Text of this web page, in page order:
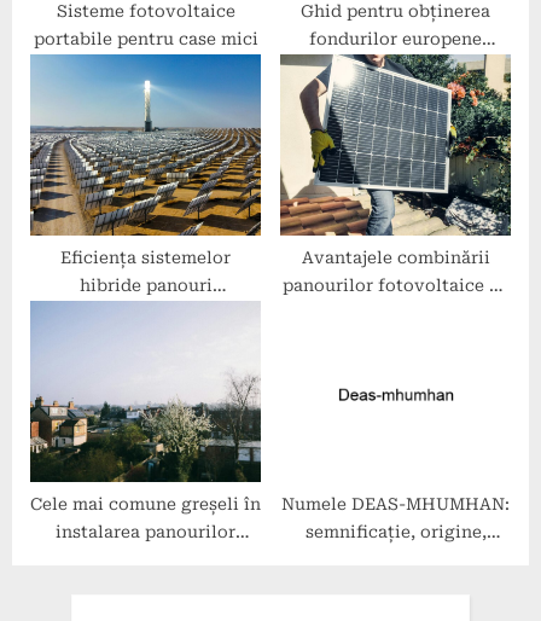
Sisteme fotovoltaice
portabile pentru case mici
Ghid pentru obținerea
fondurilor europene
pentru energie verde
Eficiența sistemelor
hibride panouri
Avantajele combinării
panourilor fotovoltaice cu
Cele mai comune greșeli în
instalarea panourilor
Numele DEAS-MHUMHAN:
semnificație, origine,